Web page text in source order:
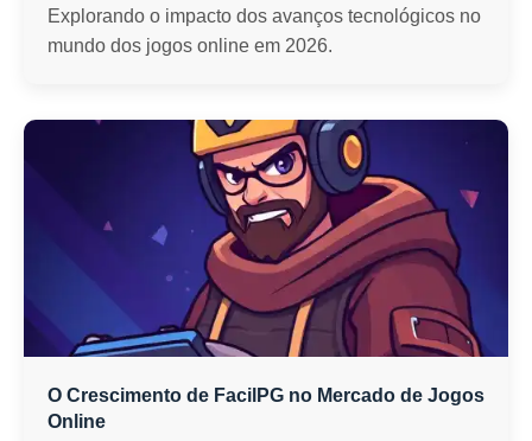
Explorando o impacto dos avanços tecnológicos no
mundo dos jogos online em 2026.
O Crescimento de FacilPG no Mercado de Jogos
Online